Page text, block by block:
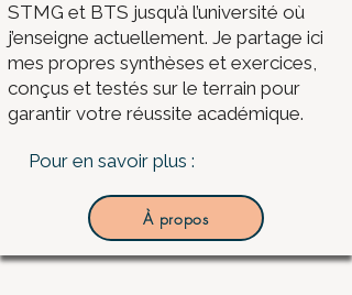
STMG et BTS jusqu’à l’université où
j’enseigne actuellement. Je partage ici
mes propres synthèses et exercices,
conçus et testés sur le terrain pour
garantir votre réussite académique.
Pour en savoir plus :
À propos